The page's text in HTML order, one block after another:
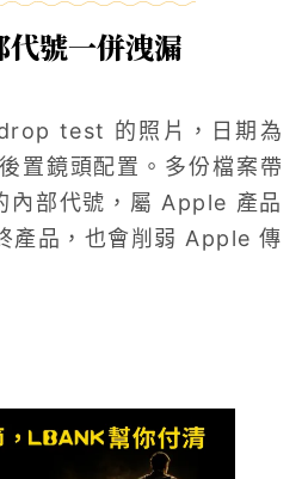
號一併洩漏
test 的照片，日期為
置鏡頭配置。多份檔案帶
部代號，屬 Apple 產品
產品，也會削弱 Apple 傳